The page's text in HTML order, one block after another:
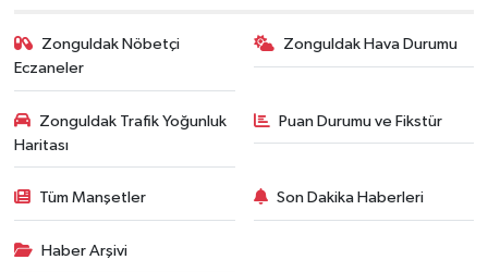
Zonguldak Nöbetçi
Eczaneler
Zonguldak Hava Durumu
Zonguldak Trafik Yoğunluk
Haritası
Puan Durumu ve Fikstür
Tüm Manşetler Son Dakika Haberleri
Haber Arşivi